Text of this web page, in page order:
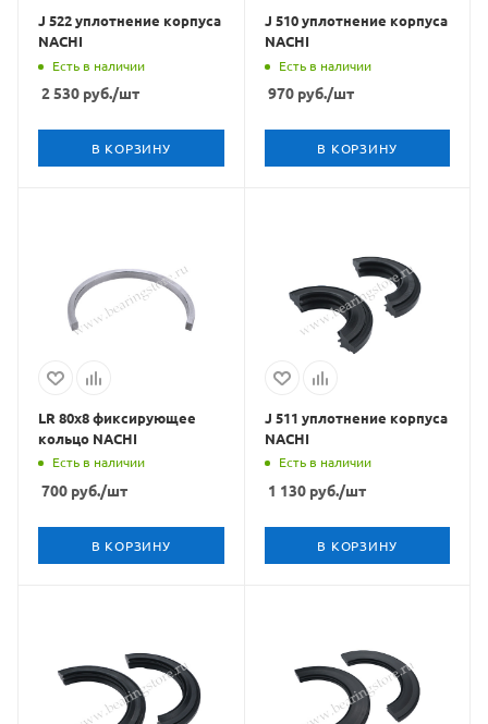
J 522 уплотнение корпуса
NACHI
Есть в наличии
2 530 руб./шт
В КОРЗИНУ
J 510 уплотнение корпуса
NACHI
Есть в наличии
970руб./шт
В КОРЗИНУ
LR 80x8 фиксирующее
кольцо NACHI
Есть в наличии
700 руб./шт
В КОРЗИНУ
J 511 уплотнение корпуса
NACHI
Есть в наличии
1 130руб./шт
В КОРЗИНУ